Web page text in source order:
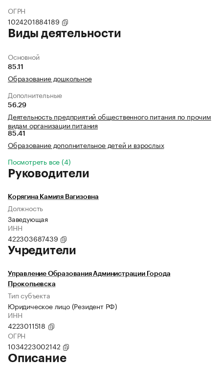
ОГРН
1024201884189
Виды деятельности
Основной
85.11
Образование дошкольное
Дополнительные
56.29
Деятельность предприятий общественного питания по прочим
видам организации питания
85.41
Образование дополнительное детей и взрослых
Посмотреть все (4)
Руководители
Корягина Камиля Вагизовна
Должность
Заведующая
ИНН
422303687439
Учредители
Управление Образования Администрации Города
Прокопьевска
Тип субъекта
Юридическое лицо (Резидент РФ)
ИНН
4223011518
ОГРН
1034223002142
Описание